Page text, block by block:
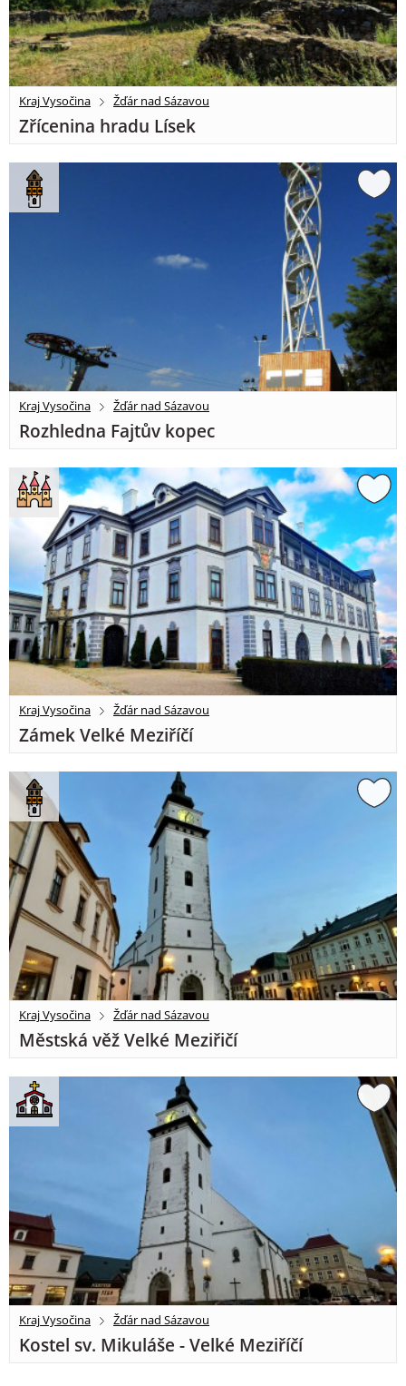
Kraj Vysočina Žďár nad Sázavou
Zřícenina hradu Lísek
Kraj Vysočina Žďár nad Sázavou
Rozhledna Fajtův kopec
Kraj Vysočina Žďár nad Sázavou
Zámek Velké Meziříčí
Kraj Vysočina Žďár nad Sázavou
Městská věž Velké Meziřičí
Kraj Vysočina Žďár nad Sázavou
Kostel sv. Mikuláše - Velké Meziříčí